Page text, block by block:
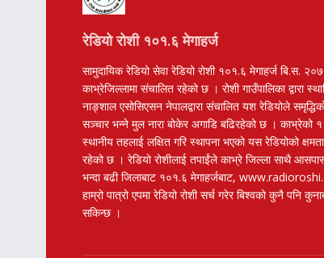
रेडियो रोशी १०१.६ मेगाहर्ज
सामुदायिक रेडियो सेवा रेडियो रोशी १०१.६ मेगाहर्ज बि.स.
काभ्रेजिल्लामा संचालित रहेको छ । रोशी गाउँपालिका द्वारा
नाङ्शाल एसोसिएसन नेपालद्वारा संचालित यश रेडियोले
सञ्चार भन्ने मुल नारा बोकेर अगाडि बढिरहेको छ । काभ्रेको
स्थानीय तहलाई लक्षित गरि स्थापना भएको यस रेडियोको
रहेको छ । रेडियो रोशीलाई तपाईंले काभ्रे जिल्ला साथै
भन्दा बढी जिलाबाट १०१.६ मेगाहर्जबाट,
हाम्रो पात्रो एपमा रेडियो रोशी सर्च गरेर बिश्वको कुनै पनि
सकिन्छ ।